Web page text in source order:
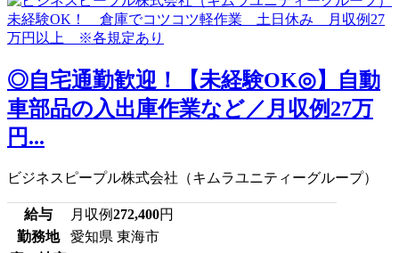
◎自宅通勤歓迎！【未経験OK◎】自動
車部品の入出庫作業など／月収例27万
円...
ビジネスピープル株式会社（キムラユニティーグループ）
給与 月収例272,400円
勤務地
愛知県 東海市